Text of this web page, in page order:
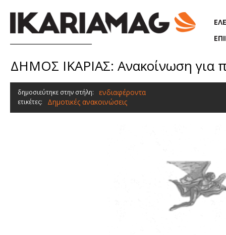
ΔΗΜΟΣ ΙΚΑΡΙΑΣ: Ανακοίνωση για
δημοσιεύτηκε στην στήλη: ενδιαφέροντα
ετικέτες: Δημοτικές ανακοινώσεις